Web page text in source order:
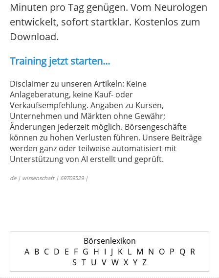
Minuten pro Tag genügen. Vom Neurologen
entwickelt, sofort startklar. Kostenlos zum
Download.
Training jetzt starten...
Disclaimer zu unseren Artikeln: Keine
Anlageberatung, keine Kauf- oder
Verkaufsempfehlung. Angaben zu Kursen,
Unternehmen und Märkten ohne Gewähr;
Änderungen jederzeit möglich. Börsengeschäfte
können zu hohen Verlusten führen. Unsere Beiträge
werden ganz oder teilweise automatisiert mit
Unterstützung von AI erstellt und geprüft.
de | wissenschaft | 69709529 |
Börsenlexikon
A B C D E F G H I J K L M N O P Q R
S T U V W X Y Z